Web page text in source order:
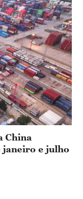
China
janeiro e julho